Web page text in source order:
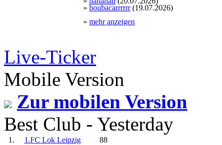
» boubacarrrrrr(19.07.2026)
» mehr anzeigen
Live-Ticker
Mobile Version
Zur mobilen Version
Best Club - Yesterday
1. 1.FC Lok Leipzig
88